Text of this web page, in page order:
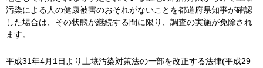
汚染による人の健康被害のおそれがないことを都道府県知事が確認
した場合は、その状態が継続する間に限り、調査の実施が免除され
ます。
平成31年4月1日より土壌汚染対策法の一部を改正する法律(平成29